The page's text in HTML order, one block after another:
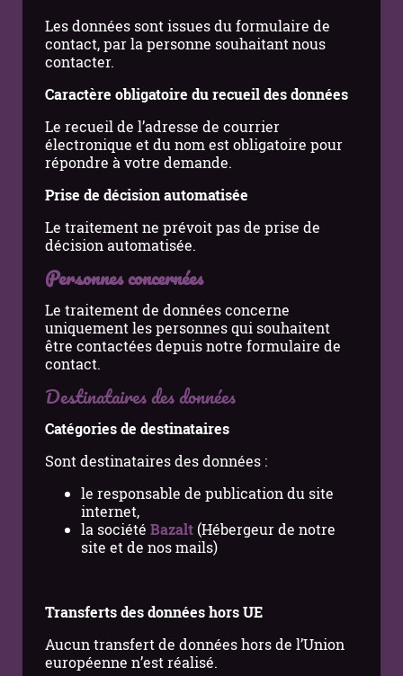
Les données sont issues du formulaire de
contact, par la personne souhaitant nous
contacter.
Caractère obligatoire du recueil des données
Le recueil de l’adresse de courrier
électronique et du nom est obligatoire pour
répondre à votre demande.
Prise de décision automatisée
Le traitement ne prévoit pas de prise de
décision automatisée.
Personnes concernées
Le traitement de données concerne
uniquement les personnes qui souhaitent
être contactées depuis notre formulaire de
contact.
Destinataires des données
Catégories de destinataires
Sont destinataires des données :
le responsable de publication du site
internet,
la société Bazalt (Hébergeur de notre
site et de nos mails)
Transferts des données hors UE
Aucun transfert de données hors de l’Union
européenne n’est réalisé.